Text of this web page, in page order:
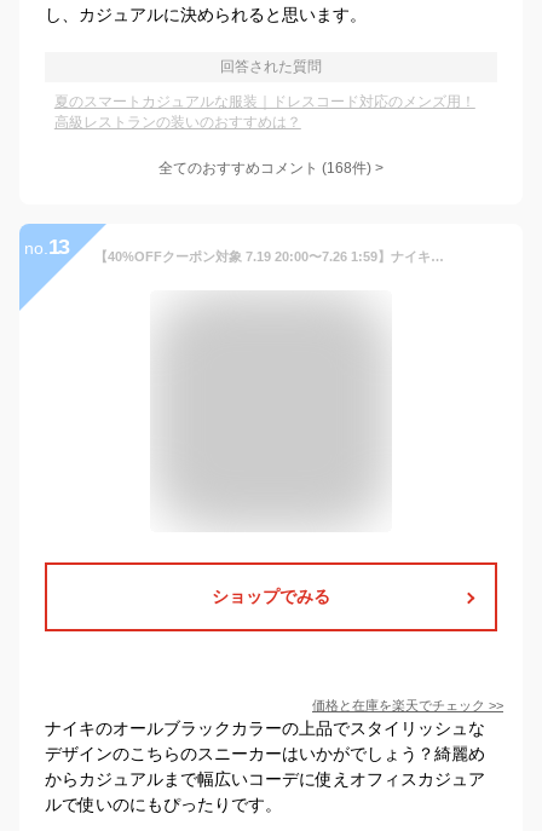
し、カジュアルに決められると思います。
回答された質問
夏のスマートカジュアルな服装｜ドレスコード対応のメンズ用！
高級レストランの装いのおすすめは？
全てのおすすめコメント (168件) >
no. 13 【40%OFFクーポン対象 7.19 20:00〜7.26 1:59】ナイキ エバノン LOW メンズシューズ NIKE メンズ スニーカー シューズ ライフスタイル カジュアル ローカット 通学 オールブラック 24cm-33cm aq1775-003【Black_c】 ライフスタイルシューズ
ショップでみる
価格と在庫を楽天でチェック >>
ナイキのオールブラックカラーの上品でスタイリッシュな
デザインのこちらのスニーカーはいかがでしょう？綺麗め
からカジュアルまで幅広いコーデに使えオフィスカジュア
ルで使いのにもぴったりです。